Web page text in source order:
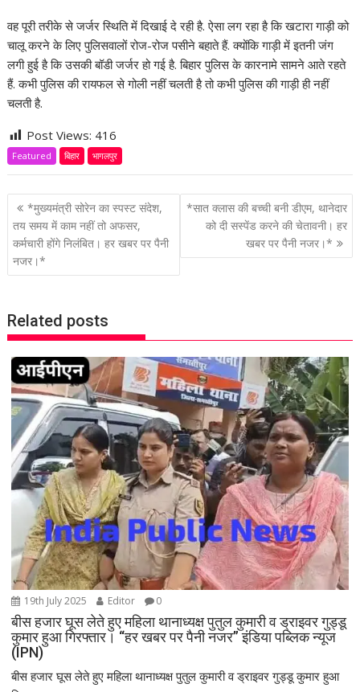
वह पूरी तरीके से जर्जर स्थिति में दिखाई दे रही है. ऐसा लग रहा है कि खटारा गाड़ी को
चालू करने के लिए पुलिसवालों रोज-रोज पसीने बहाते हैं. क्योंकि गाड़ी में इतनी जंग
लगी हुई है कि उसकी बॉडी जर्जर हो गई है. बिहार पुलिस के कारनामे सामने आते रहते
हैं. कभी पुलिस की रायफल से गोली नहीं चलती है तो कभी पुलिस की गाड़ी ही नहीं
चलती है.
Post Views: 416
Featured बिहार भागलपुर
P
o
s
t
a
v
i
g
a
t
i
o
n
*मुख्यमंत्री सोरेन का स्पस्ट संदेश,
तय समय में काम नहीं तो अफसर,
कर्मचारी होंगे निलंबित। हर खबर पर पैनी
नजर।*
*सात क्लास की बच्ची बनी डीएम, थानेदार
को दी सस्पेंड करने की चेतावनी। हर
खबर पर पैनी नजर।*
Related posts
19th July 2025 Editor 0
बीस हजार घूस लेते हुए महिला थानाध्यक्ष पुतुल कुमारी व ड्राइवर गुड्डू
कुमार हुआ गिरफ्तार। “हर खबर पर पैनी नजर” इंडिया पब्लिक न्यूज
(IPN)
बीस हजार घूस लेते हुए महिला थानाध्यक्ष पुतुल कुमारी व ड्राइवर गुड्डू कुमार हुआ